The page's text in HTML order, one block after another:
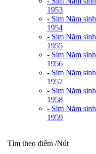
1953
- Sim Năm sinh
1954
- Sim Năm sinh
1955
- Sim Năm sinh
1956
- Sim Năm sinh
1957
- Sim Năm sinh
1958
- Sim Năm sinh
1959
Tìm theo điểm /Nút